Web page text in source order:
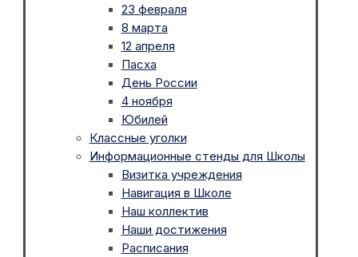
23 февраля
8 марта
12 апреля
Пасха
День России
4 ноября
Юбилей
Классные уголки
Информационные стенды для Школы
Визитка учреждения
Навигация в Школе
Наш коллектив
Наши достижения
Расписания